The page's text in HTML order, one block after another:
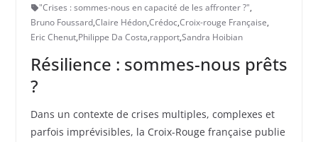
"Crises : sommes-nous en capacité de les affronter ?",
Bruno Foussard,Claire Hédon,Crédoc,Croix-rouge Française,
Eric Chenut,Philippe Da Costa,rapport,Sandra Hoibian
Résilience : sommes-nous prêts
?
Dans un contexte de crises multiples, complexes et
parfois imprévisibles, la Croix-Rouge française publie